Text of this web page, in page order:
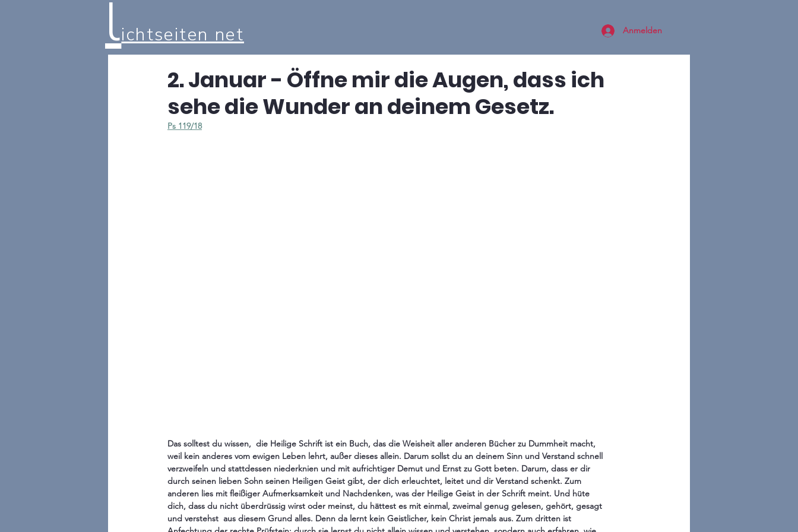
lichtseiten net Anmelden
2. Januar - Öffne mir die Augen, dass ich
sehe die Wunder an deinem Gesetz.
Ps 119/18
Das solltest du wissen,  die Heilige Schrift ist ein Buch, das die Weisheit aller anderen Bücher zu Dummheit macht,
weil kein anderes vom ewigen Leben lehrt, außer dieses allein. Darum sollst du an deinem Sinn und Verstand schnell
verzweifeln und stattdessen niederknien und mit aufrichtiger Demut und Ernst zu Gott beten. Darum, dass er dir
durch seinen lieben Sohn seinen Heiligen Geist gibt, der dich erleuchtet, leitet und dir Verstand schenkt. Zum
anderen lies mit fleißiger Aufmerksamkeit und Nachdenken, was der Heilige Geist in der Schrift meint. Und hüte
dich, dass du nicht überdrüssig wirst oder meinst, du hättest es mit einmal, zweimal genug gelesen, gehört, gesagt
und verstehst  aus diesem Grund alles. Denn da lernt kein Geistlicher, kein Christ jemals aus. Zum dritten ist